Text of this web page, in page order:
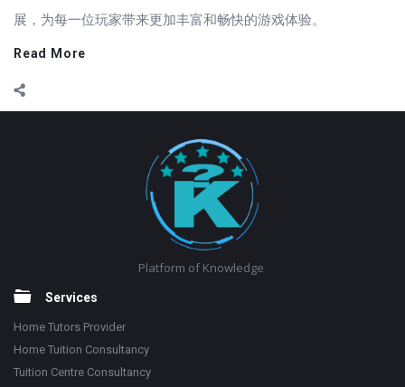
展，为每一位玩家带来更加丰富和畅快的游戏体验。
Read More
Platform of Knowledge
Services
Home Tutors Provider
Home Tuition Consultancy
Tuition Centre Consultancy